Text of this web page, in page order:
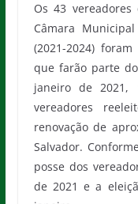
Os 43
Câmara
(2021-2024)
que farão parte
janeiro de 2021,
vereadores
renovação de
Salvador.
posse dos
de 2021 e a